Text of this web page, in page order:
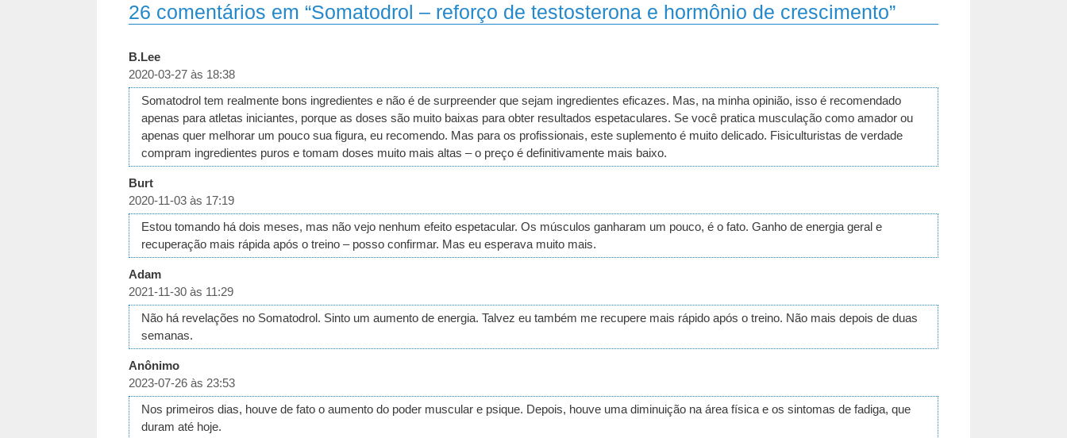
26 comentários em “Somatodrol – reforço de testosterona e hormônio de crescimento”
B.Lee
2020-03-27 às 18:38
Somatodrol tem realmente bons ingredientes e não é de surpreender que sejam ingredientes eficazes. Mas, na minha opinião, isso é recomendado
apenas para atletas iniciantes, porque as doses são muito baixas para obter resultados espetaculares. Se você pratica musculação como amador ou
apenas quer melhorar um pouco sua figura, eu recomendo. Mas para os profissionais, este suplemento é muito delicado. Fisiculturistas de verdade
compram ingredientes puros e tomam doses muito mais altas – o preço é definitivamente mais baixo.
Burt
2020-11-03 às 17:19
Estou tomando há dois meses, mas não vejo nenhum efeito espetacular. Os músculos ganharam um pouco, é o fato. Ganho de energia geral e
recuperação mais rápida após o treino – posso confirmar. Mas eu esperava muito mais.
Adam
2021-11-30 às 11:29
Não há revelações no Somatodrol. Sinto um aumento de energia. Talvez eu também me recupere mais rápido após o treino. Não mais depois de duas
semanas.
Anônimo
2023-07-26 às 23:53
Nos primeiros dias, houve de fato o aumento do poder muscular e psique. Depois, houve uma diminuição na área física e os sintomas de fadiga, que
duram até hoje.